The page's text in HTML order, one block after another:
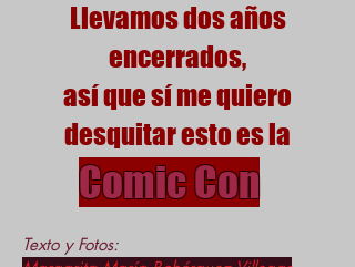
Llevamos dos años
encerrados,
así que sí me quiero
desquitar esto es la
Comic Con
Texto y Fotos: